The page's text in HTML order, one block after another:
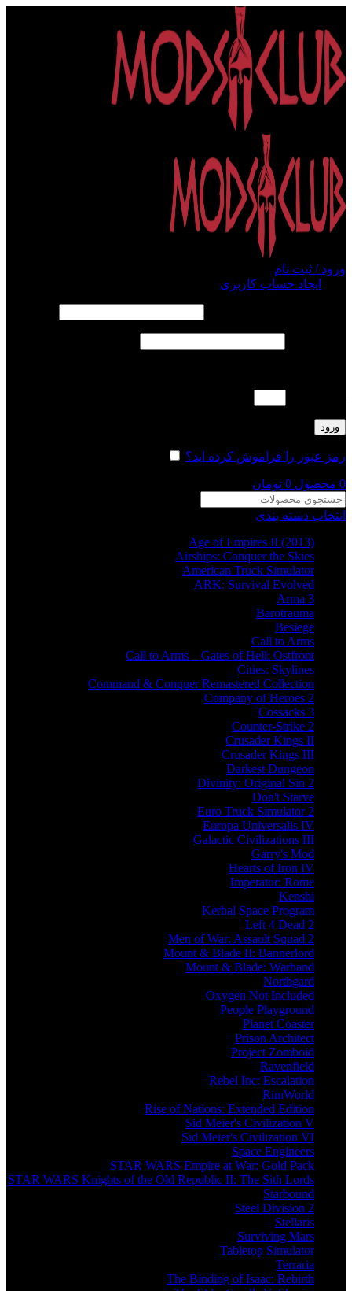
ورود / ثبت نام
ایجاد حساب کاربری
ورود
رمز عبور را فراموش کرده اید؟
0 محصول 0 تومان
انتخاب دسته بندی
Age of Empires II (2013)
Airships: Conquer the Skies
American Truck Simulator
ARK: Survival Evolved
Arma 3
Barotrauma
Besiege
Call to Arms
Call to Arms – Gates of Hell: Ostfront
Cities: Skylines
Command & Conquer Remastered Collection
Company of Heroes 2
Cossacks 3
Counter-Strike 2
Crusader Kings II
Crusader Kings III
Darkest Dungeon
Divinity: Original Sin 2
Don't Starve
Euro Truck Simulator 2
Europa Universalis IV
Galactic Civilizations III
Garry's Mod
Hearts of Iron IV
Imperator: Rome
Kenshi
Kerbal Space Program
Left 4 Dead 2
Men of War: Assault Squad 2
Mount & Blade II: Bannerlord
Mount & Blade: Warband
Northgard
Oxygen Not Included
People Playground
Planet Coaster
Prison Architect
Project Zomboid
Ravenfield
Rebel Inc: Escalation
RimWorld
Rise of Nations: Extended Edition
Sid Meier's Civilization V
Sid Meier's Civilization VI
Space Engineers
STAR WARS Empire at War: Gold Pack
STAR WARS Knights of the Old Republic II: The Sith Lords
Starbound
Steel Division 2
Stellaris
Surviving Mars
Tabletop Simulator
Terraria
The Binding of Isaac: Rebirth